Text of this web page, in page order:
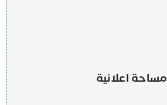
مساحة اعلانية